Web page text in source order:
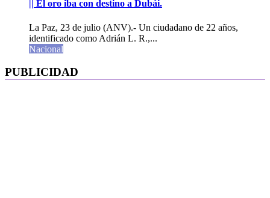
|| El oro iba con destino a Dubái.
La Paz, 23 de julio (ANV).- Un ciudadano de 22 años,
identificado como Adrián L. R.,...
Nacional
PUBLICIDAD